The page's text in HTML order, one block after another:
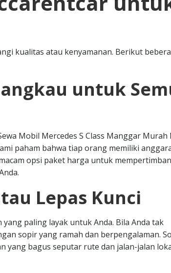
kualitas atau kenyamanan. Berikut
untuk
Mobil Mercedes S Class Manggar Murah
paham bahwa tiap orang memiliki
opsi paket harga untuk
Lepas Kunci
paling layak untuk Anda. Bila Anda tak
sopir yang ramah dan berpengalaman.
yang bagus seputar rute dan jalan-jalan